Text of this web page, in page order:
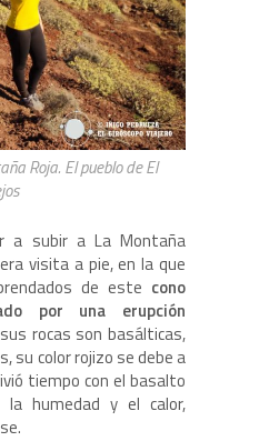
Roja. El pueblo de El
a subir a La Montaña
visita a pie, en la que
de este cono
por una erupción
rocas son basálticas,
su color rojizo se debe a
tiempo con el basalto
la humedad y el calor,